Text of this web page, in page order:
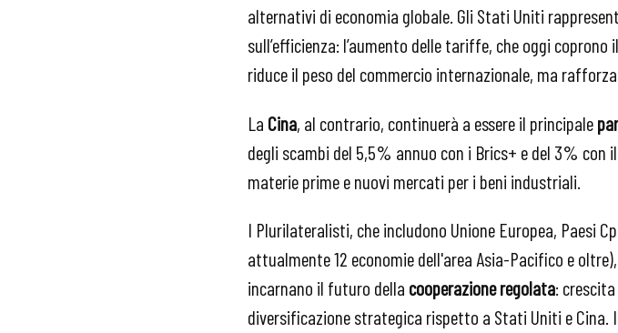
alternativi di economia globale. Gli Stati Uniti
sull’efficienza: l’aumento delle tariffe, che oggi
riduce il peso del commercio internazionale, ma
La Cina, al contrario, continuerà a essere il principale
degli scambi del 5,5% annuo con i Brics+ e del 3%
materie prime e nuovi mercati per i beni industriali.
I Plurilateralisti, che includono Unione Europea, Paesi
attualmente 12 economie dell'area Asia-Pacifico e
incarnano il futuro della cooperazione regolata:
diversificazione strategica rispetto a Stati Uniti e Cina.